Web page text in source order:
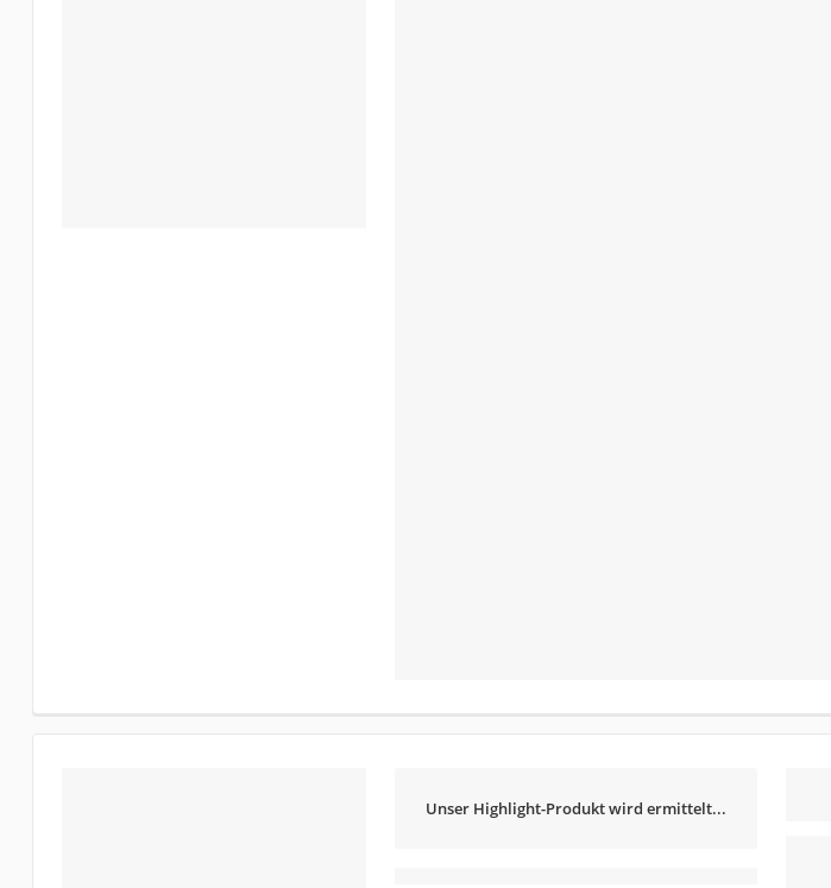
Unser Highlight-Produkt wird ermittelt...